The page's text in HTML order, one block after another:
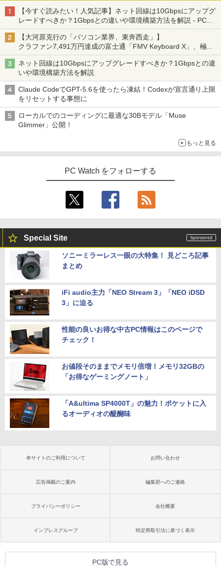
【今すぐ読みたい！人気記事】ネット回線は10Gbpsにアップグ
レードすべきか？1Gbpsとの違いや環境構築方法を解説 - PC
Watch
【大河原克行の「パソコン業界、東奔西走」】
クラファン7,491万円達成の富士通「FMV Keyboard X」、極限
の静音化を追求
ネット回線は10Gbpsにアップグレードすべきか？1Gbpsとの違
いや環境構築方法を解説
Claude CodeでGPT-5.6を使ったら凍結！Codexが宣言通り上限
をリセットする事態に
ローカルでのコーディングに最適な30Bモデル「Muse
Glimmer」公開！
もっと見る
PC Watch をフォローする
Special Site
ソニーミラーレス一眼の大特集！ 見どころ記事
まとめ
iFi audio主力「NEO Stream 3」「NEO iDSD
3」に迫る
性能の良いお得な中古PC情報はこのページで
チェック！
お値段そのままでメモリ倍増！メモリ32GBの
「お得なゲーミングノート」
「A&ultima SP4000T」の魅力！ポケットに入
るオーディオの醍醐味
本サイトのご利用について お問い合わせ
広告掲載のご案内 編集部へのご連絡
プライバシーポリシー 会社概要
インプレスグループ 特定商取引法に基づく表示
PC版で見る